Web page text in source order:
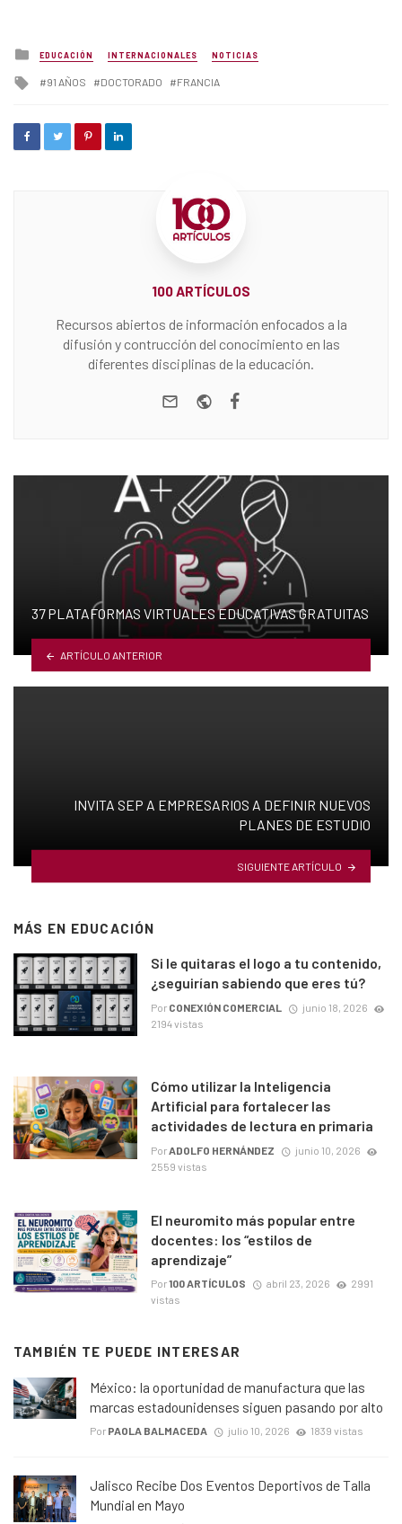
Posted
in
EDUCACIÓN INTERNACIONALES NOTICIAS
Tagged
91 AÑOS DOCTORADO FRANCIA
100 ARTÍCULOS
Recursos abiertos de información enfocados a la
difusión y contrucción del conocimiento en las
diferentes disciplinas de la educación.
e-mail Website
37 PLATAFORMAS VIRTUALES EDUCATIVAS GRATUITAS
ARTÍCULO ANTERIOR
INVITA SEP A EMPRESARIOS A DEFINIR NUEVOS
PLANES DE ESTUDIO
SIGUIENTE ARTÍCULO
MÁS EN EDUCACIÓN
Si le quitaras el logo a tu contenido,
¿seguirían sabiendo que eres tú?
Por CONEXIÓN COMERCIAL
junio 18, 2026
2194 vistas
Cómo utilizar la Inteligencia
Artificial para fortalecer las
actividades de lectura en primaria
Por ADOLFO HERNÁNDEZ
junio 10, 2026
2559 vistas
El neuromito más popular entre
docentes: los “estilos de
aprendizaje”
Por100 ARTÍCULOS abril 23, 2026
2991
vistas
TAMBIÉN TE PUEDE INTERESAR
México: la oportunidad de manufactura que las
marcas estadounidenses siguen pasando por alto
Por PAOLA BALMACEDA julio 10, 2026 1839 vistas
Jalisco Recibe Dos Eventos Deportivos de Talla
Mundial en Mayo